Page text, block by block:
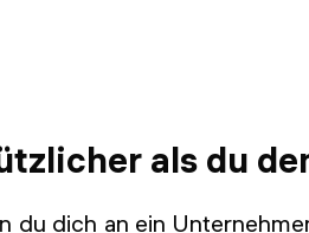
als du
du dich an ein